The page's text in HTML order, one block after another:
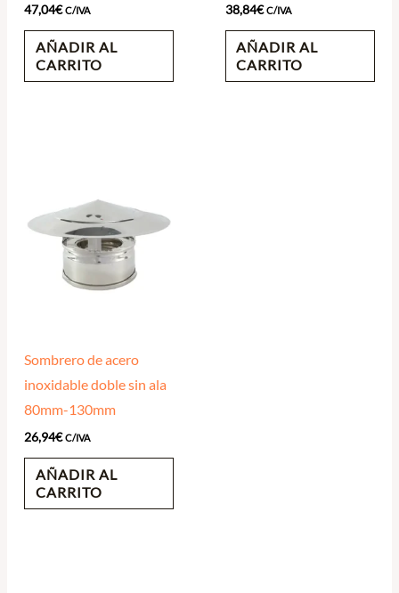
47,04€ C/IVA
AÑADIR AL
CARRITO
38,84€ C/IVA
AÑADIR AL
CARRITO
Sombrero de acero
inoxidable doble sin ala
80mm-130mm
26,94€ C/IVA
AÑADIR AL
CARRITO